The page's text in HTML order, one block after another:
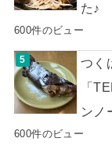
た♪
600件のビュー
つく
「
ンノ
600件のビュー